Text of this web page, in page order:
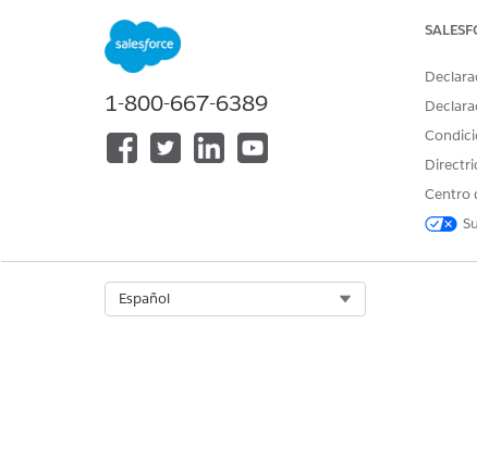
¿RESOLVIÓ ESTE ARTÍCULO SU
1-800-667-6389
Centro
Español